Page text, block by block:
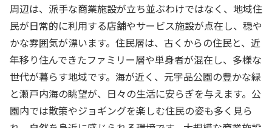
周辺は、派手な商業施設が立ち並ぶわけではなく、地域住
民が日常的に利用する店舗やサービス施設が点在し、穏や
かな雰囲気が漂います。住民層は、古くからの住民と、近
年移り住んできたファミリー層や単身者が混在し、多様な
世代が暮らす地域です。海が近く、元宇品公園の豊かな緑
と瀬戸内海の眺望が、日々の生活に安らぎを与えます。公
園内では散策やジョギングを楽しむ住民の姿も多く見ら